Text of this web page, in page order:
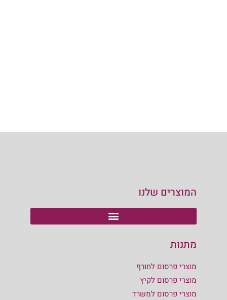
המוצרים שלנו
מתנות
מוצרי פרסום לחורף
מוצרי פרסום לקיץ
מוצרי פרסום למשרד